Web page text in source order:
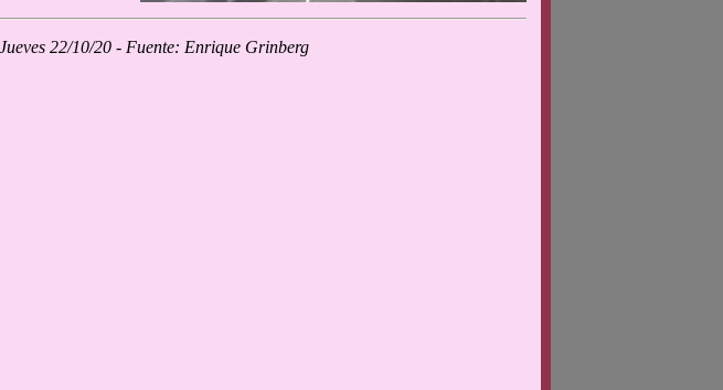
22/10/20 - Fuente: Enrique Grinberg